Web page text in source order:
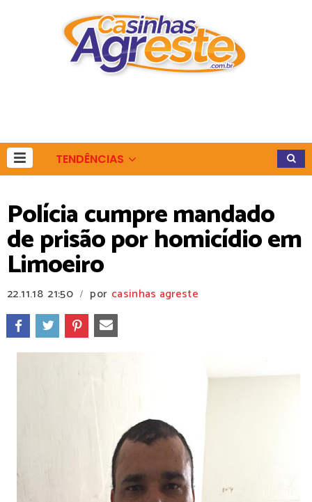
TENDÊNCIAS
Polícia cumpre mandado
de prisão por homicídio em
Limoeiro
22.11.18 21:50 / por casinhas agreste